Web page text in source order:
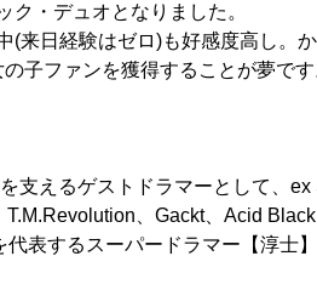
・デュオとなりました。
(来日経験はゼロ)も好感度高し。
子ファンを獲得することが夢です
支えるゲストドラマーとして、ex
、Gackt、Acid Black
表するスーパードラマー【淳士】